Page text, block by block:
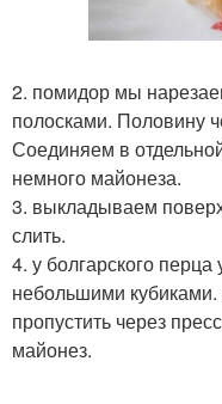
2. помидор мы
полосками. Половину
Соединяем в
немного майонеза.
3. выкладываем
слить.
4. у болгарского
небольшими
пропустить через
майонез.